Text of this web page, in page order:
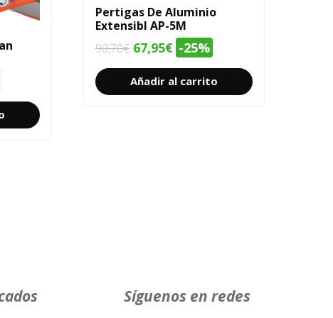
Pertigas De Aluminio
Extensibl AP-5M
90,70€ El
precio
original
67,95€El
precio
actual
-25%
Añadir al carrito
Síguenos en redes